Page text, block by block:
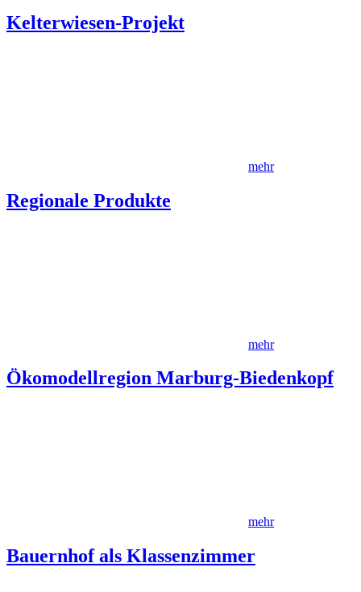
Kelterwiesen-Projekt
mehr
Regionale Produkte
mehr
Ökomodellregion Marburg-Biedenkopf
mehr
Bauernhof als Klassenzimmer